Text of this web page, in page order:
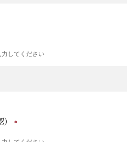
してください